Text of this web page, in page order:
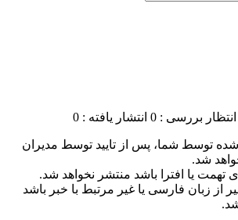
بررسی : 0 انتشار یافته : 0
توسط شما، پس از تایید توسط مدیران
شد.
تهمت یا افترا باشد منتشر نخواهد شد.
از زبان فارسی یا غیر مرتبط با خبر باشد